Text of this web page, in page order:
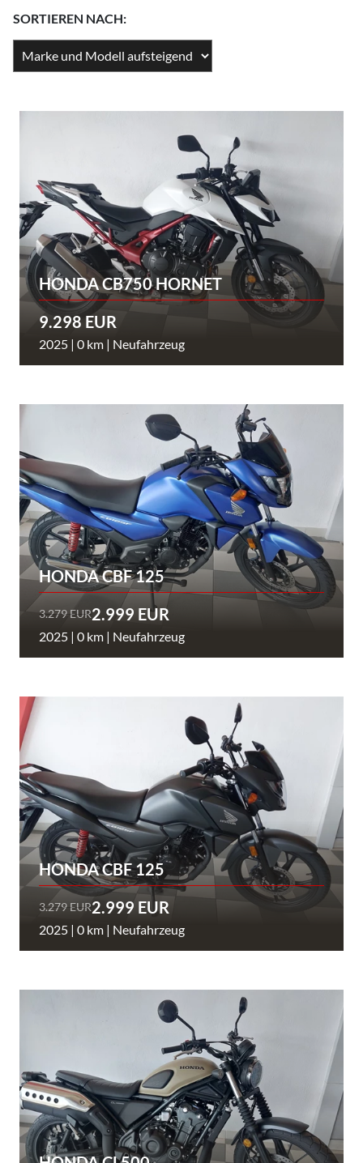
SORTIEREN NACH:
HONDA CB750 HORNET
9.298 EUR
2025 | 0 km | Neufahrzeug
HONDA CBF 125
3.279 EUR2.999 EUR
2025 | 0 km | Neufahrzeug
HONDA CBF 125
3.279 EUR2.999 EUR
2025 | 0 km | Neufahrzeug